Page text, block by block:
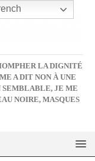
LA DIGNITÉ
A DIT NON À UNE
SEMBLABLE, JE ME
NOIRE, MASQUES